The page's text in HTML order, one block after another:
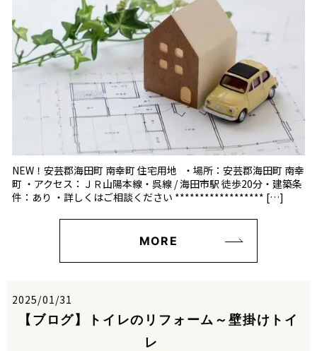
NEW！安芸郡海田町 南幸町 住宅用地 ・場所：安芸郡海田町 南幸
町 ・アクセス：ＪＲ山陽本線・呉線 / 海田市駅 徒歩20分・建築条
件：あり ・詳しくはご相談ください ****************** […]
MORE
2025/01/31
【ブログ】トイレのリフォーム～壁掛けトイ
レ